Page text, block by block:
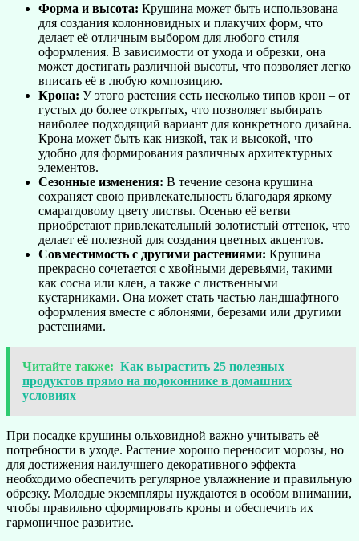
Форма и высота: Крушина может быть использована
для создания колонновидных и плакучих форм, что
делает её отличным выбором для любого стиля
оформления. В зависимости от ухода и обрезки, она
может достигать различной высоты, что позволяет легко
вписать её в любую композицию.
Крона: У этого растения есть несколько типов крон – от
густых до более открытых, что позволяет выбирать
наиболее подходящий вариант для конкретного дизайна.
Крона может быть как низкой, так и высокой, что
удобно для формирования различных архитектурных
элементов.
Сезонные изменения: В течение сезона крушина
сохраняет свою привлекательность благодаря яркому
смарагдовому цвету листвы. Осенью её ветви
приобретают привлекательный золотистый оттенок, что
делает её полезной для создания цветных акцентов.
Совместимость с другими растениями: Крушина
прекрасно сочетается с хвойными деревьями, такими
как сосна или клен, а также с лиственными
кустарниками. Она может стать частью ландшафтного
оформления вместе с яблонями, березами или другими
растениями.
Читайте также: Как вырастить 25 полезных
продуктов прямо на подоконнике в домашних
условиях
При посадке крушины ольховидной важно учитывать её
потребности в уходе. Растение хорошо переносит морозы, но
для достижения наилучшего декоративного эффекта
необходимо обеспечить регулярное увлажнение и правильную
обрезку. Молодые экземпляры нуждаются в особом внимании,
чтобы правильно сформировать кроны и обеспечить их
гармоничное развитие.